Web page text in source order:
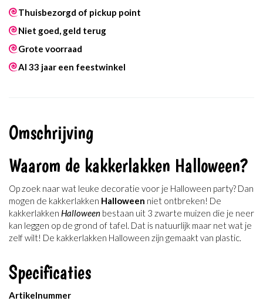
Thuisbezorgd of pickup point
Niet goed, geld terug
Grote voorraad
Al 33 jaar een feestwinkel
Omschrijving
Waarom de kakkerlakken Halloween?
Op zoek naar wat leuke decoratie voor je Halloween party? Dan
mogen de kakkerlakken Halloween niet ontbreken! De
kakkerlakken Halloween bestaan uit 3 zwarte muizen die je neer
kan leggen op de grond of tafel. Dat is natuurlijk maar net wat je
zelf wilt! De kakkerlakken Halloween zijn gemaakt van plastic.
Specificaties
Artikelnummer